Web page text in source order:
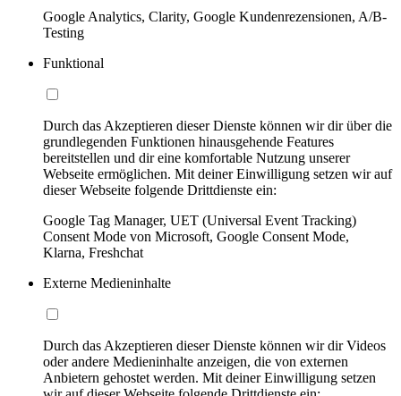
Google Analytics, Clarity, Google Kundenrezensionen, A/B-
Testing
Funktional
Durch das Akzeptieren dieser Dienste können wir dir über die
grundlegenden Funktionen hinausgehende Features
bereitstellen und dir eine komfortable Nutzung unserer
Webseite ermöglichen. Mit deiner Einwilligung setzen wir auf
dieser Webseite folgende Drittdienste ein:
Google Tag Manager, UET (Universal Event Tracking)
Consent Mode von Microsoft, Google Consent Mode,
Klarna, Freshchat
Externe Medieninhalte
Durch das Akzeptieren dieser Dienste können wir dir Videos
oder andere Medieninhalte anzeigen, die von externen
Anbietern gehostet werden. Mit deiner Einwilligung setzen